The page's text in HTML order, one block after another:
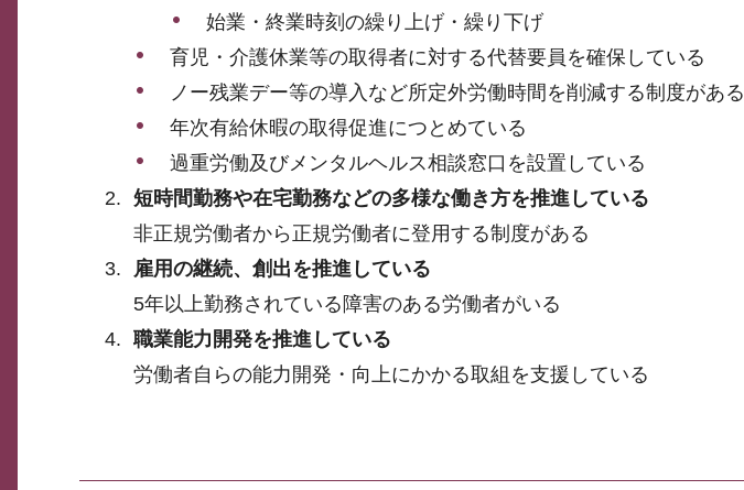
始業・終業時刻の繰り上げ・繰り下げ
育児・介護休業等の取得者に対する代替要員を確保している
ノー残業デー等の導入など所定外労働時間を削減する制度がある
年次有給休暇の取得促進につとめている
過重労働及びメンタルヘルス相談窓口を設置している
短時間勤務や在宅勤務などの多様な働き方を推進している
非正規労働者から正規労働者に登用する制度がある
雇用の継続、創出を推進している
5年以上勤務されている障害のある労働者がいる
職業能力開発を推進している
労働者自らの能力開発・向上にかかる取組を支援している